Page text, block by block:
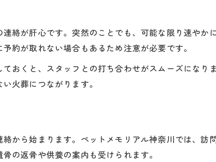
供養方法を案内
火葬後の供養方法と選択肢を紹介
ペットメモリアル神奈川が丁寧に案内
る心温まる供養の方法
絡が肝心です。突然のことでも、可能な限り速やか
約が取れない場合もあるため注意が必要です。
おくと、スタッフとの打ち合わせがスムーズになり
火葬につながります。
から始まります。ペットメモリアル神奈川では、訪
の返骨や供養の案内も受けられます。